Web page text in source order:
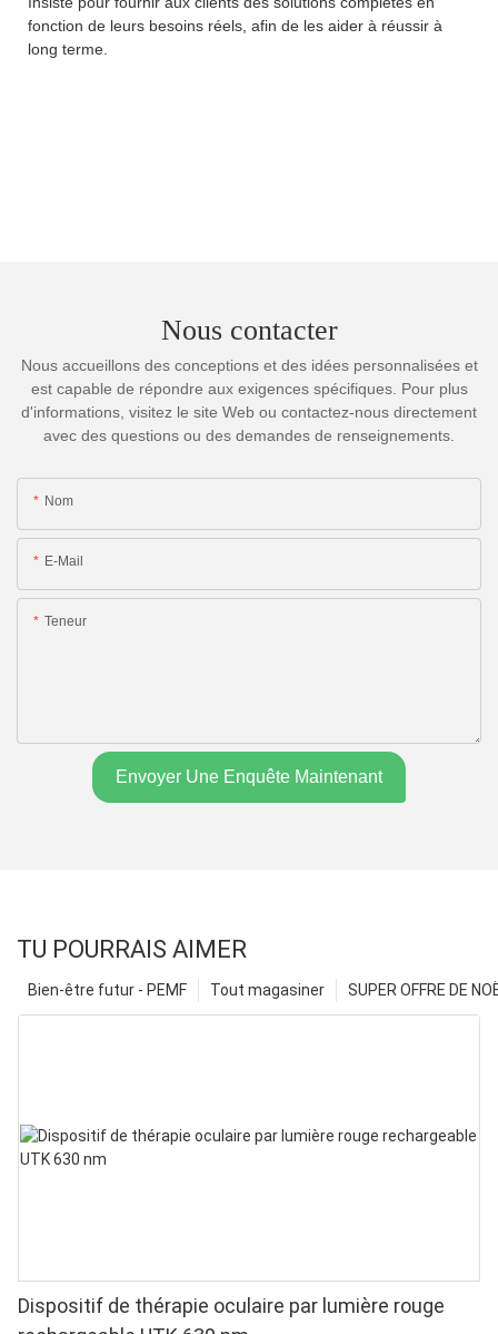
fonction de leurs besoins réels, afin de les aider à réussir à
long terme.
Nous contacter
Nous accueillons des conceptions et des idées personnalisées et
est capable de répondre aux exigences spécifiques. Pour plus
d'informations, visitez le site Web ou contactez-nous directement
avec des questions ou des demandes de renseignements.
Nom
E-Mail
Teneur
Envoyer Une Enquête Maintenant
TU POURRAIS AIMER
SUPER OFFRE DE
Tout magasiner
Bien-être futur - PEMF
Dispositif de thérapie oculaire par lumière rouge